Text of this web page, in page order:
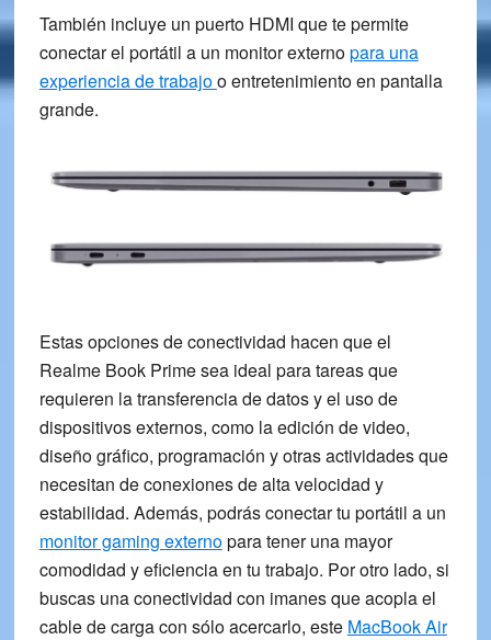
También incluye un puertoHDMI que te permite
conectar el portátil a un monitor externopara una
experiencia de trabajoo entretenimiento en pantalla
grande.
Estas opciones de conectividad hacen que el
Realme Book Primesea ideal para tareas que
requieren la transferencia de datos y el uso de
dispositivos externos, como la edición de video,
diseño gráfico, programación y otras actividades que
necesitan de conexiones de alta velocidad y
estabilidad. Además, podrás conectar tu portátil a un
monitor gaming externopara tener una mayor
comodidad y eficiencia en tu trabajo. Por otro lado, si
buscas una conectividad con imanes que acopla el
cable de carga con sólo acercarlo, este MacBook Air